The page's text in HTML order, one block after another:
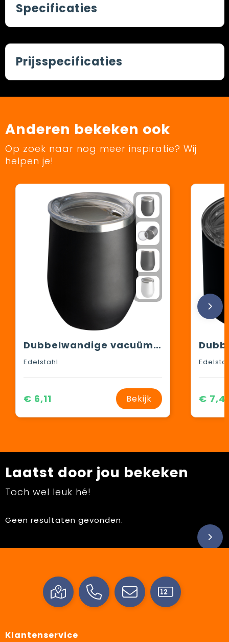
Specificaties
Prijsspecificaties
Anderen bekeken ook
Op zoek naar nog meer inspiratie? Wij
helpen je!
Dubbelwandige vacuüm drinkbeker, 380 ml
Edelstahl
€ 6,11 Bekijk €
Laatst door jou bekeken
Toch wel leuk hé!
Geen resultaten gevonden.
Klantenservice